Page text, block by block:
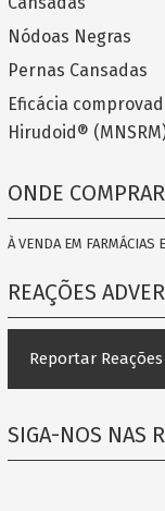
Nódoas Negras
Pernas Cansadas
Eficácia
Hirudoid®
ONDE
À VENDA EM FARMÁCIAS
REAÇÕES
Reportar
SIGA-NOS NAS